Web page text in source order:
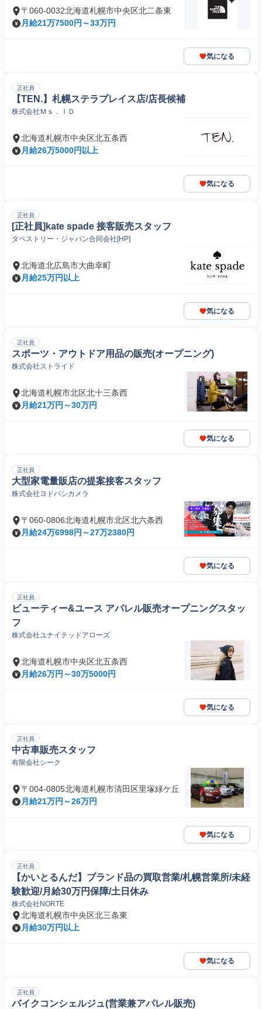
〒060-0032北海道札幌市中央区北二条東
月給21万7500円～33万円
気になる
正社員
【TEN.】札幌ステラプレイス店/店長候補
株式会社Ｍｓ．ＩＤ
北海道札幌市中央区北五条西
月給26万5000円以上
気になる
正社員
[正社員]kate spade 接客販売スタッフ
タペストリー・ジャパン合同会社[HP]
北海道北広島市大曲幸町
月給25万円以上
気になる
正社員
スポーツ・アウトドア用品の販売(オープニング)
株式会社ストライド
北海道札幌市北区北十三条西
月給21万円～30万円
気になる
正社員
大型家電量販店の提案接客スタッフ
株式会社ヨドバシカメラ
〒060-0806北海道札幌市北区北六条西
月給24万6998円～27万2380円
気になる
正社員
ビューティー&ユース アパレル販売オープニングスタッ
フ
株式会社ユナイテッドアローズ
北海道札幌市中央区北五条西
月給26万円～30万5000円
気になる
正社員
中古車販売スタッフ
有限会社シーク
〒004-0805北海道札幌市清田区里塚緑ケ丘
月給21万円～26万円
気になる
正社員
【かいとるんだ】ブランド品の買取営業/札幌営業所/未経
験歓迎/月給30万円保障/土日休み
株式会社NORTE
北海道札幌市中央区北三条東
月給30万円以上
気になる
正社員
バイクコンシェルジュ(営業兼アパレル販売)